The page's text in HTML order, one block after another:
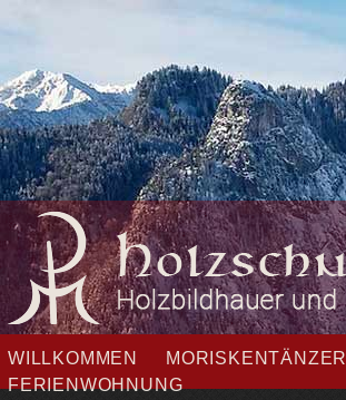
WILLKOMMEN MORISKENTÄNZER
FERIENWOHNUNG